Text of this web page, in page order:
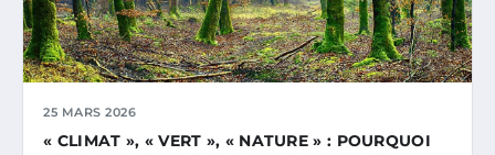
25 MARS 2026
« CLIMAT », « VERT », « NATURE » : POURQUOI